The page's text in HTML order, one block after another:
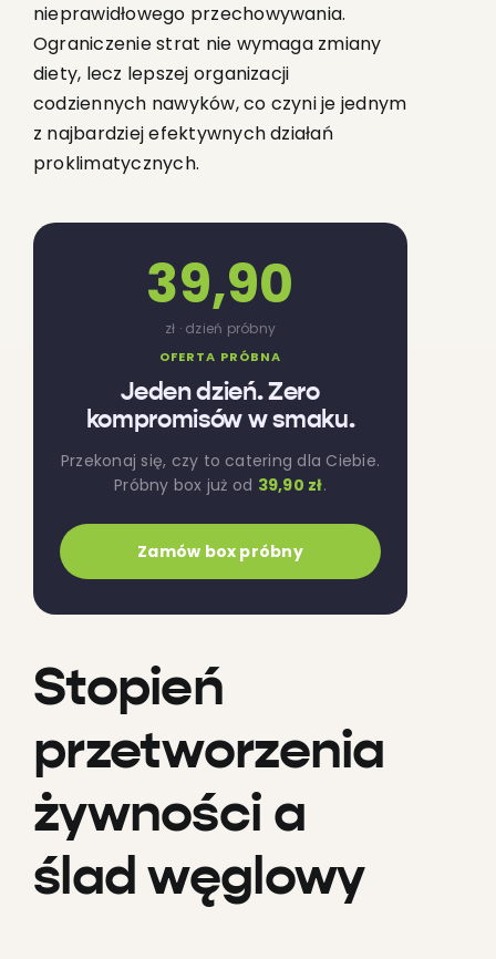
nieprawidłowego przechowywania.
Ograniczenie strat nie wymaga zmiany
diety, lecz lepszej organizacji
codziennych nawyków, co czyni je jednym
z najbardziej efektywnych działań
proklimatycznych.
OFERTA PRÓBNA
Jeden dzień. Zero
kompromisów w smaku.
Przekonaj się, czy to catering dla Ciebie.
Próbny box już od 39,90 zł.
Zamów box próbny
39,90
zł · dzień próbny
Stopień
przetworzenia
żywności a
ślad węglowy